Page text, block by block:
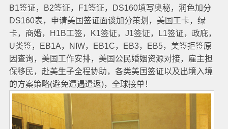
B1签证，B2签证，F1签证，DS160填写奥秘，润色加分
DS160表，申请美国签证面谈加分策划，美国工卡，绿
卡，商婚，H1B工签，K1签证，J1签证，L1签证，政庇，
U类签，EB1A，NIW，EB1C，EB3，EB5，美签拒签原
因查询，美国工作安排，美国公民婚姻资源对接，雇主担
保移民，赴美生子全程协助，各类美国签证以及出境入境
的方案策略(避免遭遇遣返)，全球接单！